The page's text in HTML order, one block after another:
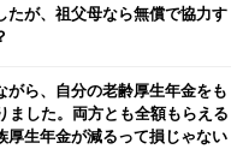
たが、祖父母なら無償で協力す
がら、自分の老齢厚生年金をも
ました。両方とも全額もらえる
厚生年金が減るって損じゃない